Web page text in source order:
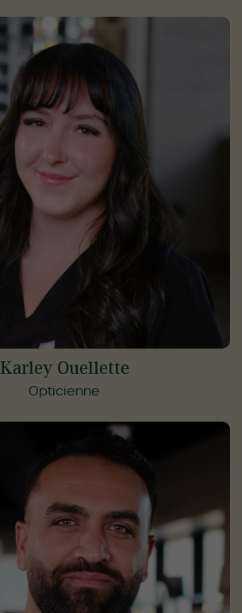
Karley Ouellette
Opticienne